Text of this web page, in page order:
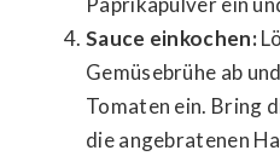
Sauce einkochen:
Gemüsebrühe ab
Tomaten ein. Bring
die angebratenen